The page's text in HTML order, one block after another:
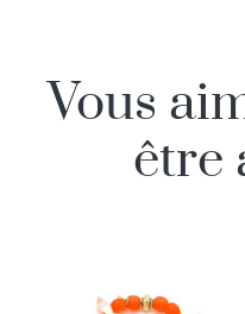
Vous
être